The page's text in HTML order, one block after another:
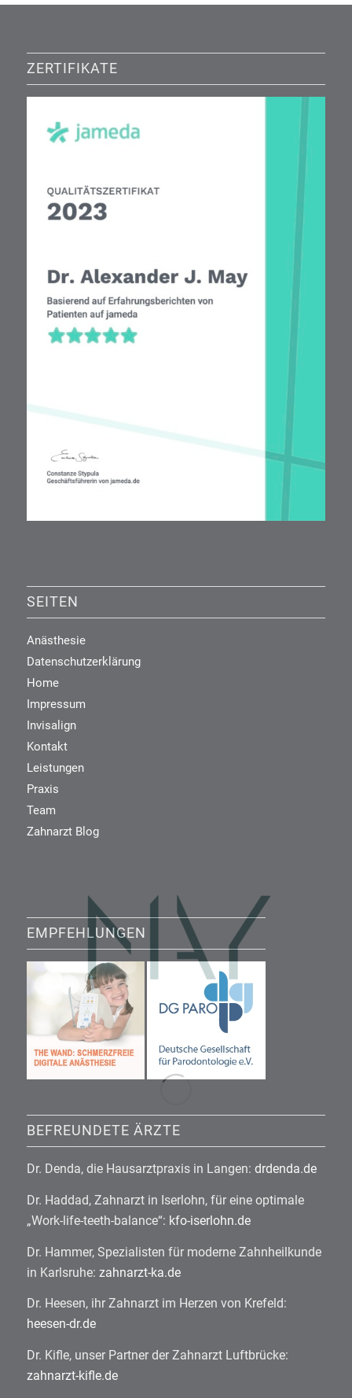
ZERTIFIKATE
SEITEN
Anästhesie
Datenschutzerklärung
Home
Impressum
Invisalign
Kontakt
Leistungen
Praxis
Team
Zahnarzt Blog
EMPFEHLUNGEN
BEFREUNDETE ÄRZTE
Dr. Denda, die Hausarztpraxis in Langen: drdenda.de
Dr. Haddad, Zahnarzt in Iserlohn, für eine optimale
„Work-life-teeth-balance“: kfo-iserlohn.de
Dr. Hammer, Spezialisten für moderne Zahnheilkunde
in Karlsruhe: zahnarzt-ka.de
Dr. Heesen, ihr Zahnarzt im Herzen von Krefeld:
heesen-dr.de
Dr. Kifle, unser Partner der Zahnarzt Luftbrücke:
zahnarzt-kifle.de